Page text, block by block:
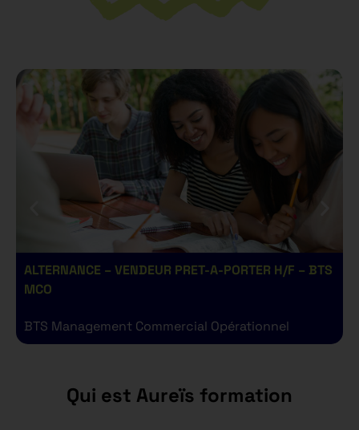
ALTERNANCE – VENDEUR PRET-A-PORTER H/F – BTS
MCO
BTS Management Commercial Opérationnel
Qui est Aureïs formation